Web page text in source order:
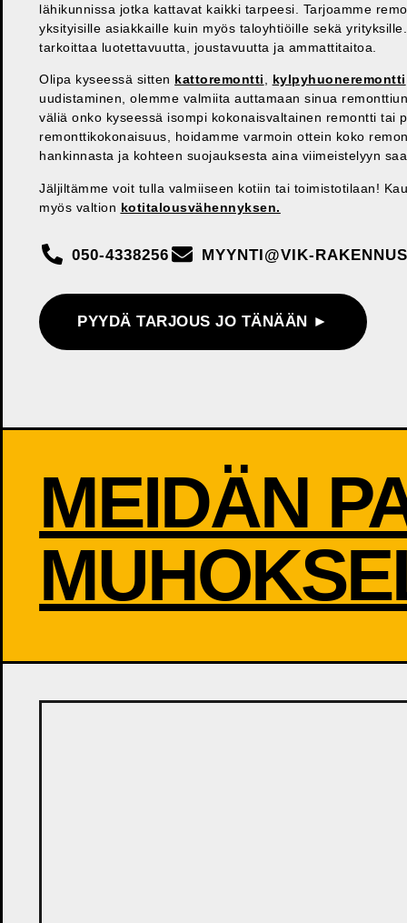
lähikunnissa jotka kattavat kaikki tarpeesi. Tarjoamme
yksityisille asiakkaille kuin myös taloyhtiöille sekä
tarkoittaa luotettavuutta, joustavuutta ja ammattitaitoa.
Olipa kyseessä sitten kattoremontti, kylpyhuoneremontti
uudistaminen, olemme valmiita auttamaan sinua
väliä onko kyseessä isompi kokonaisvaltainen remontti tai
remonttikokonaisuus, hoidamme varmoin ottein koko
hankinnasta ja kohteen suojauksesta aina viimeistelyyn
Jäljiltämme voit tulla valmiiseen kotiin tai toimistotilaan!
myös valtion kotitalousvähennyksen.
050-4338256 MYYNTI@VIK-
PYYDÄ TARJOUS JO TÄNÄÄN ►
MEIDÄN